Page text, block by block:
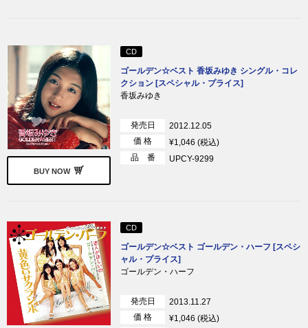
BUY NOW
CD
ゴールデン☆ベスト 香坂みゆき シングル・コレ
クション [スペシャル・プライス]
香坂みゆき
発売日
2012.12.05
価 格
¥1,046 (税込)
品 番
UPCY-9299
CD
ゴールデン☆ベスト ゴールデン・ハーフ [スペシ
ャル・プライス]
ゴールデン・ハーフ
発売日
2013.11.27
価 格
¥1,046 (税込)